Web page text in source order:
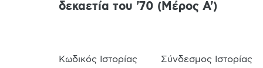
δεκαετία του '70 (Μέρος Α')
Κωδικός Ιστορίας Σύνδεσμος Ιστορίας